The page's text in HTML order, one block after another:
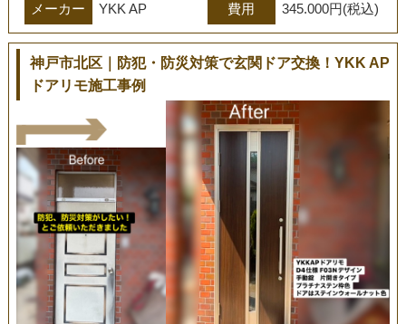
メーカー YKK AP 費用 345.000円(税込)
神戸市北区｜防犯・防災対策で玄関ドア交換！YKK AP
ドアリモ施工事例